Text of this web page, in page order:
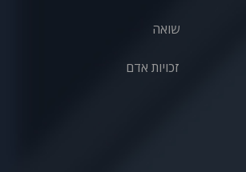
שואה
זכויות אדם